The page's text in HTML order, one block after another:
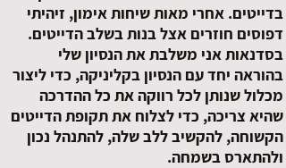
בדייטים. אחרי מאות שיחות אימון, זיהיתי
דפוסים חוזרים אצל בנות בשלב הדייטים.
בסדנאות אני משלבת את הנסיון שלי
בהוראה יחד עם הנסיון בקליניקה, כדי ליצור
מכלול שנותן לכל רווקה את כל ההדרכה
שהיא צריכה, כדי לצלוח את תקופת הדייטים
הקשוחה, להקשיב ללב שלה, להתנהל נכון
ולהתארס בשמחה.